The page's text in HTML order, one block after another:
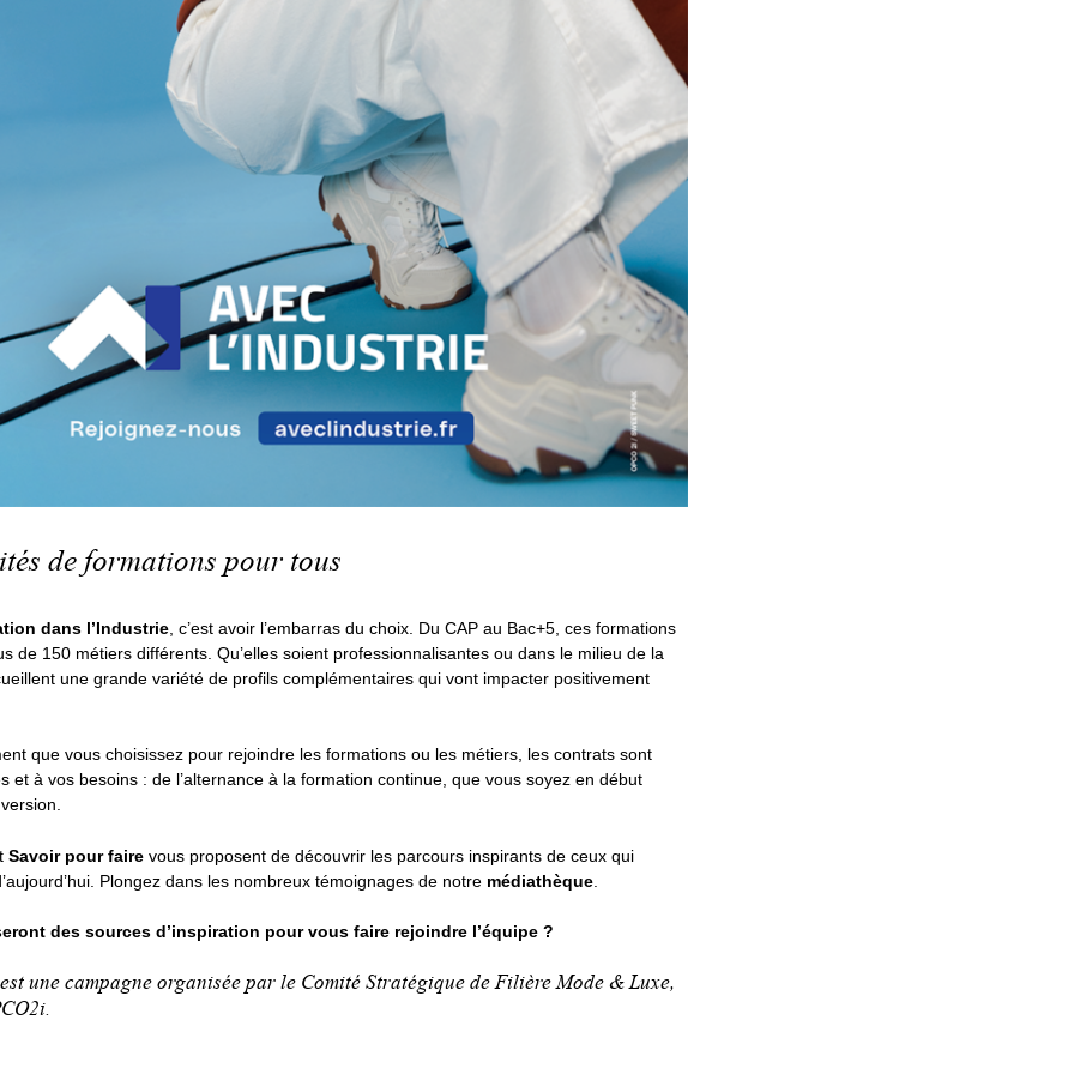
de formations pour tous
dans l’Industrie , c’est avoir l’embarras du choix. Du CAP au Bac+5, ces formations
de 150 métiers différents. Qu’elles soient professionnalisantes ou dans le milieu de la
une grande variété de profils complémentaires qui vont impacter positivement
que vous choisissez pour rejoindre les formations ou les métiers, les contrats sont
et à vos besoins : de l’alternance à la formation continue, que vous soyez en début
Savoir pour faire vous proposent de découvrir les parcours inspirants de ceux qui
Plongez dans les nombreux témoignages de notre médiathèque
des sources d’inspiration pour vous faire rejoindre l’équipe ?
une campagne organisée par le Comité Stratégique de Filière Mode & Luxe,